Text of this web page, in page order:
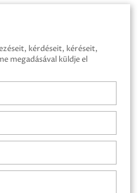
kérdéseit, kéréseit,
megadásával küldje el